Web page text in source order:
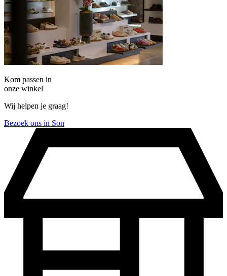
Kom passen in
onze winkel
Wij helpen je graag!
Bezoek ons in Son